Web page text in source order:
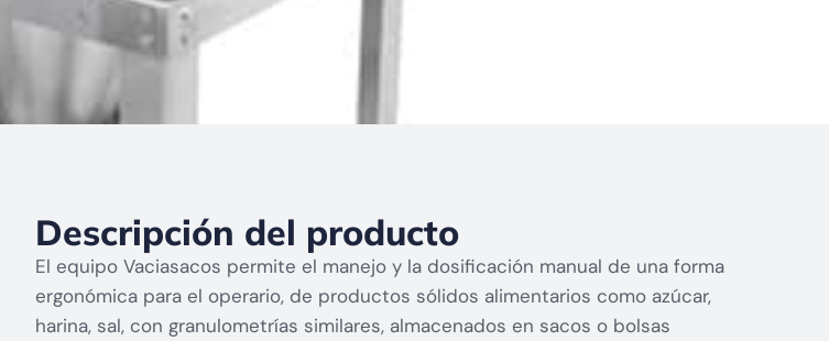
Descripción del producto
El equipo Vaciasacos permite el manejo y la dosificación manual de una forma
ergonómica para el operario, de productos sólidos alimentarios como azúcar,
harina, sal, con granulometrías similares, almacenados en sacos o bolsas